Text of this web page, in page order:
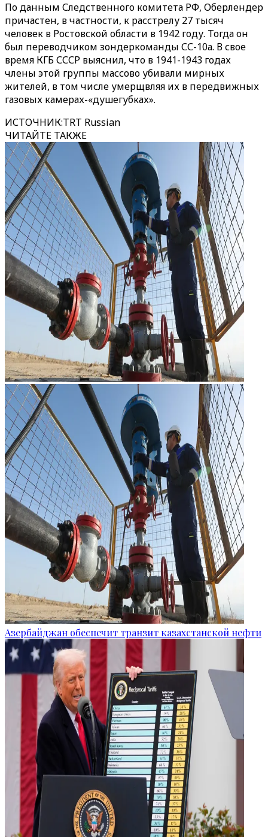
По данным Следственного комитета РФ, Оберлендер
причастен, в частности, к расстрелу 27 тысяч
человек в Ростовской области в 1942 году. Тогда он
был переводчиком зондеркоманды СС-10а. В свое
время КГБ СССР выяснил, что в 1941-1943 годах
члены этой группы массово убивали мирных
жителей, в том числе умерщвляя их в передвижных
газовых камерах-«душегубках».
ИСТОЧНИК:TRT Russian
ЧИТАЙТЕ ТАКЖЕ
Азербайджан обеспечит транзит казахстанской нефти